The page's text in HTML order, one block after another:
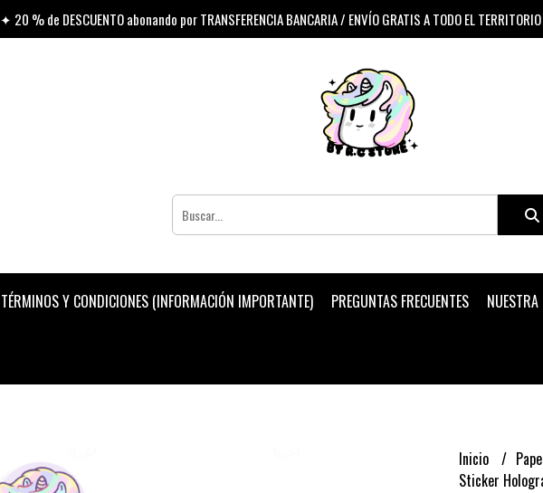
✦ 20 % de DESCUENTO abonando por TRANSFERENCIA BANCARIA / ENVÍO GRATIS A TODO EL
TÉRMINOS Y CONDICIONES (INFORMACIÓN IMPORTANTE) PREGUNTAS FRECUENTES
Inicio
Sticker